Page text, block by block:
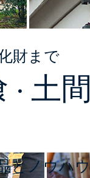
財まで
・ 土
とノウハ